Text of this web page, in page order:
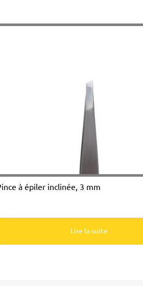
à épiler inclinée, 3 mm
Lire la suite